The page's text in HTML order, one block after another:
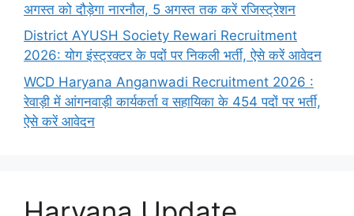
अगस्त को दौड़ेगा नारनौल, 5 अगस्त तक करें रजिस्ट्रेशन
District AYUSH Society Rewari Recruitment
2026: योग इंस्ट्रक्टर के पदों पर निकली भर्ती, ऐसे करें आवेदन
WCD Haryana Anganwadi Recruitment 2026 :
रेवाड़ी में आंगनवाड़ी कार्यकर्ता व सहायिका के 454 पदों पर भर्ती,
ऐसे करें आवेदन